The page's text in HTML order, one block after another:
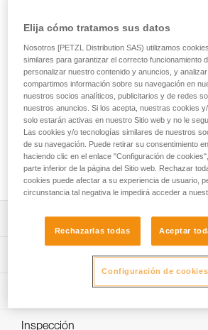
CUSTOM es un elemento de amarre de
completamente personalizable,
acrobáticos en altura. Fácil de utilizar,
dispositivo de conexión móvil al arnés y
usuario. Sus puntas están equipadas
que permite proteger las costuras de la
Petzl Custom permite personalizar el
escogiendo la versión simple o doble, el
Permite elegir el tipo de terminales y el
arnés. Se pueden preinstalar poleas
para una solución lista para utilizar.
Descripción
Elemento de amarre de cuerda fácil
- Permite unir el dispositivo de
- Longitud regulable, gracias al
- Puntas equipadas con una funda
Características técnicas
Materiales: Poliéster y poliuretano
Información técnica
Inspección
Elija cómo tratamos sus datos
Nosotros [PETZL Distribution SAS) utilizamos
similares para garantizar el correcto funcionamiento
personalizar nuestro contenido y anuncios, y
compartimos información sobre su navegación en
nuestros socios analíticos, publicitarios y de redes
nuestros anuncios. Si los acepta, nuestras cookies
solo estarán activas en nuestro Sitio web y no le
Las cookies y/o tecnologías similares de nuestros
de su navegación. Puede retirar su consentimiento
haciendo clic en el enlace "Configuración de
parte inferior de la página del Sitio web. Rechazar
cookies puede afectar a su experiencia de usuario,
circunstancia tal negativa le impedirá acceder a
Rechazarlas todas Aceptar
Configuración de cookies